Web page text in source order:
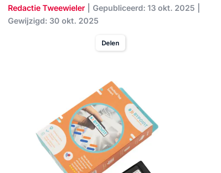
Redactie Tweewieler
Gepubliceerd: 13 okt. 2025
Gewijzigd: 30 okt. 2025
Delen